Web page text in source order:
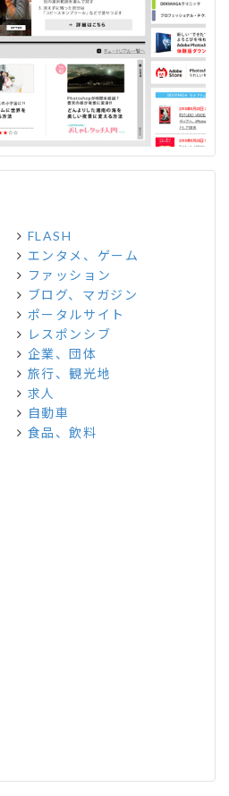
FLASH
エンタメ、ゲーム
ファッション
ブログ、マガジン
ポータルサイト
レスポンシブ
企業、団体
旅行、観光地
求人
自動車
食品、飲料